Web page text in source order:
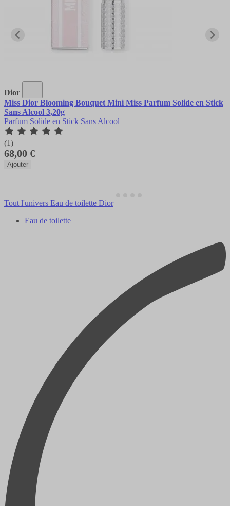
Dior
Miss Dior Blooming Bouquet Mini Miss Parfum Solide en Stick
Sans Alcool 3,20g
Parfum Solide en Stick Sans Alcool
(1)
68,00 €
Ajouter
Tout l'univers Eau de toilette Dior
Eau de toilette